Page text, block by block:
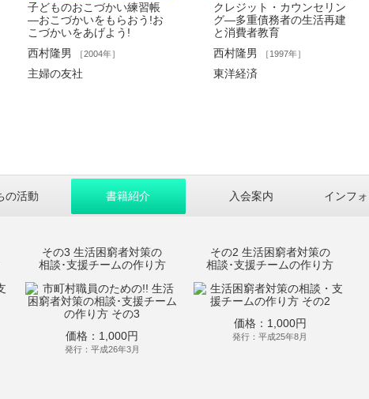
子どものおこづかい練習帳
―おこづかいをもらおう!お
こづかいをあげよう!
西村隆男
［2004年］
主婦の友社
クレジット・カウンセリン
グ―多重債務者の生活再建
と消費者教育
西村隆男
［1997年］
東洋経済
の活動 書籍紹介 入会案内 インフ
その3 生活困窮者対策の
相談･支援チームの作り方
価格：1,000円
発行：平成26年3月
その2 生活困窮者対策の
相談･支援チームの作り方
価格：1,000円
発行：平成25年8月